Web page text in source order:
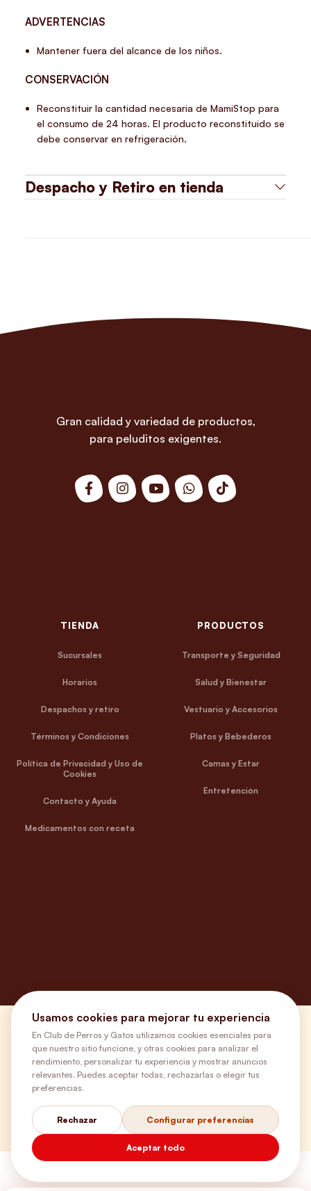
ADVERTENCIAS
Mantener fuera del alcance de los niños.
CONSERVACIÓN
Reconstituir la cantidad necesaria de MamiStop para
el consumo de 24 horas. El producto reconstituido se
debe conservar en refrigeración.
Despacho y Retiro en tienda
Gran calidad y variedad de productos,
para peluditos exigentes.
TIENDA
Sucursales
Horarios
Despachos y retiro
Términos y Condiciones
Política de Privacidad y Uso de
Cookies
Contacto y Ayuda
Medicamentos con receta
PRODUCTOS
Transporte y Seguridad
Salud y Bienestar
Vestuario y Accesorios
Platos y Bebederos
Camas y Estar
Entretención
¿Necesitas ayuda?
Envíos Gratis
+56 9 5646 8188
Usamos cookies para mejorar tu experiencia
En Club de Perros y Gatos utilizamos cookies esenciales para
que nuestro sitio funcione, y otras cookies para analizar el
rendimiento, personalizar tu experiencia y mostrar anuncios
relevantes. Puedes aceptar todas, rechazarlas o elegir tus
preferencias.
Rechazar Configurar preferencias
Aceptar todo